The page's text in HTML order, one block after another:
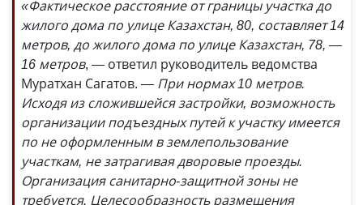
«Фактическое расстояние от границы участка до
жилого дома по улице Казахстан, 80, составляет 14
метров, до жилого дома по улице Казахстан, 78, —
16 метров, — ответил руководитель ведомства
Муратхан Сагатов. — При нормах 10 метров.
Исходя из сложившейся застройки, возможность
организации подъездных путей к участку имеется
по не оформленным в землепользование
участкам, не затрагивая дворовые проезды.
Организация санитарно-защитной зоны не
требуется. Целесообразность размещения